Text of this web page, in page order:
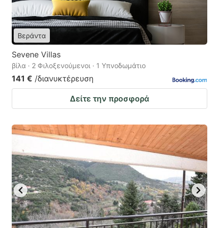
Βεράντα
Sevene Villas
βίλα · 2 Φιλοξενούμενοι · 1 Υπνοδωμάτιο
141 € /διανυκτέρευση
Δείτε την προσφορά